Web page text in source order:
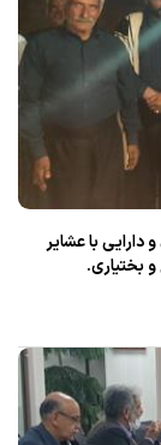
دارایی با عشایر
بختیاری.